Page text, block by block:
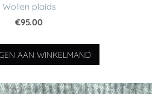
Wollen plaids
€95.00
AAN WINKELMAND